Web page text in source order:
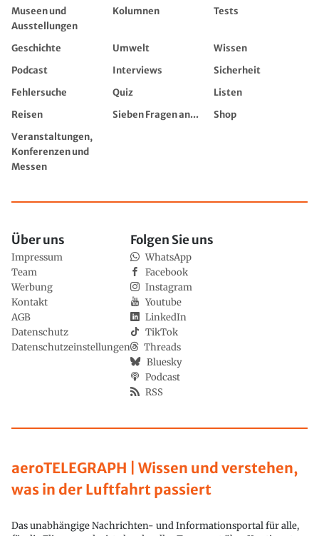
Museen und
Ausstellungen
Kolumnen Tests
Geschichte Umwelt
Wissen
Podcast
Interviews
Sicherheit
Fehlersuche
Quiz
Listen
Reisen
Sieben Fragen an...
Shop
Veranstaltungen,
Konferenzen und
Messen
aeroTELEGRAPH | Wissen und verstehen,
was in der Luftfahrt passiert
Das unabhängige Nachrichten- und Informationsportal für alle,
Über uns
Impressum
Team
Werbung
Kontakt
AGB
Datenschutz
Datenschutzeinstellungen
Folgen Sie uns
WhatsApp
Facebook
Instagram
Youtube
LinkedIn
TikTok
Threads
Bluesky
Podcast
RSS